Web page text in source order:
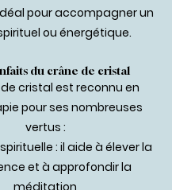
pour accompagner un
ou énergétique.
du crâne de cristal
cristal est reconnu en
pour ses nombreuses
vertus :
: il aide à élever la
et à approfondir la
méditation